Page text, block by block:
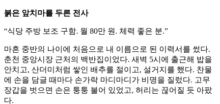
붉은 앞치마를 두른 전사
“식당 주방 보조 구함. 월 80만 원. 체력 좋은 분.”
마흔 중반의 나이에 처음으로 내 이름으로 된 이력서를 썼다.
춘천 중앙시장 근처의 백반집이었다. 새벽 5시에 출근해 밥을
안치고, 산더미처럼 쌓인 배추를 절이고, 설거지를 했다. 찬물
에 손을 담글 때마다 손가락 마디마디가 비명을 질렀다. 고무
장갑을 벗으면 손은 퉁퉁 불어 있었고, 허리는 끊어질 듯 아팠
다.